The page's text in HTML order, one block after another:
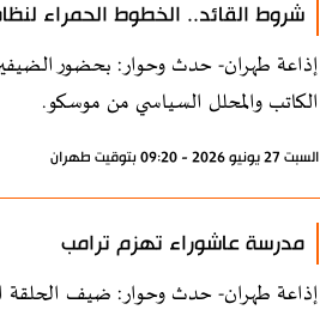
شروط القائد.. الخطوط الحمراء
إذاعة طهران- حدث وحوار: بحضور
الكاتب والمحلل السياسي من موسكو.
السبت 27 يونيو 2026 - 09:20 بتوقيت طهران
مدرسة عاشوراء تهزم ترامب
إذاعة طهران- حدث وحوار: ضيف الحلقة